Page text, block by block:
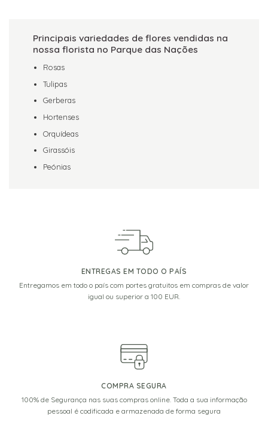
Principais variedades de flores vendidas na
nossa florista no Parque das Nações
Rosas
Tulipas
Gerberas
Hortenses
Orquídeas
Girassóis
Peónias
ENTREGAS EM TODO O PAÍS
Entregamos em todo o país com portes gratuitos em compras de valor
igual ou superior a 100 EUR.
COMPRA SEGURA
100% de Segurança nas suas compras online. Toda a sua informação
pessoal é codificada e armazenada de forma segura